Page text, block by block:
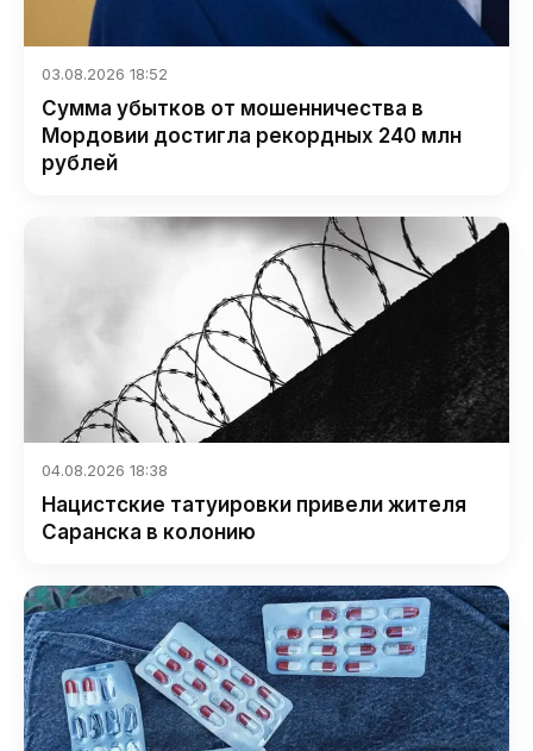
03.08.2026 18:52
Сумма убытков от мошенничества в
Мордовии достигла рекордных 240 млн
рублей
04.08.2026 18:38
Нацистские татуировки привели жителя
Саранска в колонию